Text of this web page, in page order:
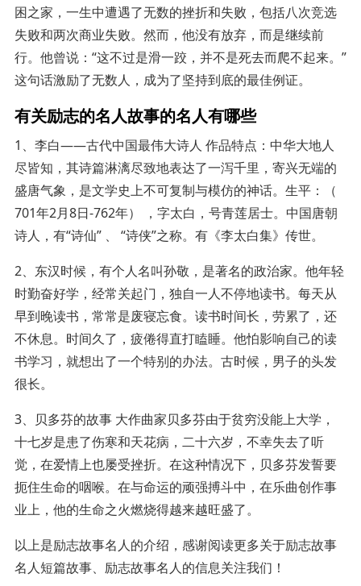
困之家，一生中遭遇了无数的挫折和失败，包括八次竞选
失败和两次商业失败。然而，他没有放弃，而是继续前
行。他曾说：“这不过是滑一跤，并不是死去而爬不起来。”
这句话激励了无数人，成为了坚持到底的最佳例证。
有关励志的名人故事的名人有哪些
1、李白——古代中国最伟大诗人 作品特点：中华大地人
尽皆知，其诗篇淋漓尽致地表达了一泻千里，寄兴无端的
盛唐气象，是文学史上不可复制与模仿的神话。生平：（
701年2月8日-762年） ，字太白，号青莲居士。中国唐朝
诗人，有“诗仙” 、 “诗侠”之称。有《李太白集》传世。
2、东汉时候，有个人名叫孙敬，是著名的政治家。他年轻
时勤奋好学，经常关起门，独自一人不停地读书。每天从
早到晚读书，常常是废寝忘食。读书时间长，劳累了，还
不休息。时间久了，疲倦得直打瞌睡。他怕影响自己的读
书学习，就想出了一个特别的办法。古时候，男子的头发
很长。
3、贝多芬的故事 大作曲家贝多芬由于贫穷没能上大学，
十七岁是患了伤寒和天花病，二十六岁，不幸失去了听
觉，在爱情上也屡受挫折。在这种情况下，贝多芬发誓要
扼住生命的咽喉。在与命运的顽强搏斗中，在乐曲创作事
业上，他的生命之火燃烧得越来越旺盛了。
以上是励志故事名人的介绍，感谢阅读更多关于励志故事
名人短篇故事、励志故事名人的信息关注我们！